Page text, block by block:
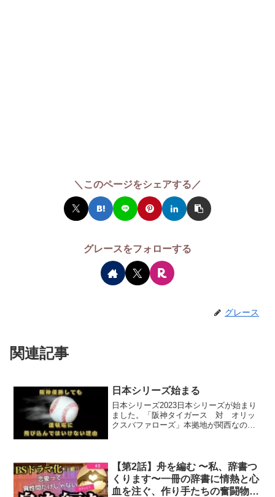
＼このページをシェアする／
グレースをフォローする
グレース
関連記事
日本シリーズ始まる
日本シリーズ2023日本シリーズが始まり
ました。「阪神タイガース 対 オリッ
クスバファローズ」本拠地が関西なので
ーズの熱狂的なファン...
【第2話】舟を編む 〜私、辞書つ
くります〜一冊の辞書に情熱と心
血を注ぐ、作り手たちの奮闘物